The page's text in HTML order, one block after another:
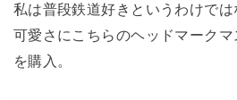
私は普段鉄道好きというわけで
可愛さにこちらのヘッドマーク
を購入。